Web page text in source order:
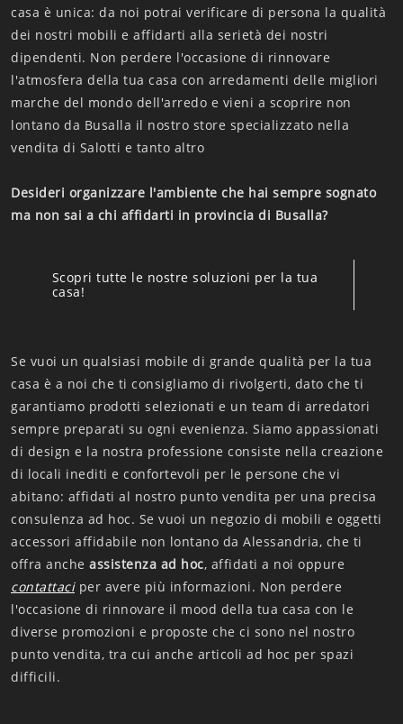
casa è unica: da noi potrai verificare di persona la qualità
dei nostri mobili e affidarti alla serietà dei nostri
dipendenti. Non perdere l'occasione di rinnovare
l'atmosfera della tua casa con arredamenti delle migliori
marche del mondo dell'arredo e vieni a scoprire non
lontano da Busalla il nostro store specializzato nella
vendita di Salotti e tanto altro
Desideri organizzare l'ambiente che hai sempre sognato
ma non sai a chi affidarti in provincia di Busalla?
Scopri tutte le nostre soluzioni per la tua
casa!
Se vuoi un qualsiasi mobile di grande qualità per la tua
casa è a noi che ti consigliamo di rivolgerti, dato che ti
garantiamo prodotti selezionati e un team di arredatori
sempre preparati su ogni evenienza. Siamo appassionati
di design e la nostra professione consiste nella creazione
di locali inediti e confortevoli per le persone che vi
abitano: affidati al nostro punto vendita per una precisa
consulenza ad hoc. Se vuoi un negozio di mobili e oggetti
accessori affidabile non lontano da Alessandria, che ti
offra anche assistenza ad hoc, affidati a noi oppure
contattaciper avere più informazioni. Non perdere
l'occasione di rinnovare il mood della tua casa con le
diverse promozioni e proposte che ci sono nel nostro
punto vendita, tra cui anche articoli ad hoc per spazi
difficili.